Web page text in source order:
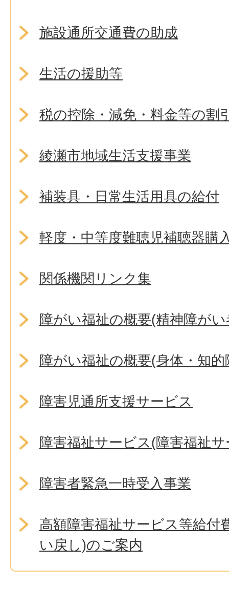
施設通所交通費の助成
生活の援助等
税の控除・減免・料金等の割
綾瀬市地域生活支援事業
補装具・日常生活用具の給付
軽度・中等度難聴児補聴器購
関係機関リンク集
障がい福祉の概要(精神障が
障がい福祉の概要(身体・知
障害児通所支援サービス
障害福祉サービス(障害福祉
障害者緊急一時受入事業
高額障害福祉サービス等給付
い戻し)のご案内